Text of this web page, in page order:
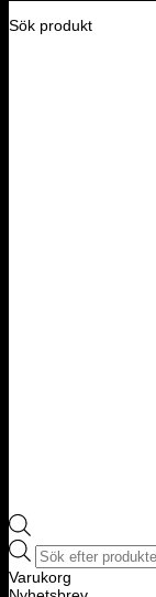
Sök produkt
Products
search
Varukorg